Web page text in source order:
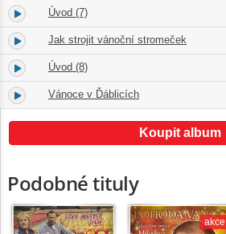
13. Úvod (7)
14. Jak strojit vánoční stromeček
15. Úvod (8)
16. Vánoce v Ďáblicích
Koupit album
Podobné tituly
akce